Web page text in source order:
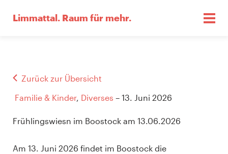
Limmattal. Raum für mehr.
Zurück zur Übersicht
Familie & Kinder, Diverses – 13. Juni 2026
Frühlingswiesn im Boostock am 13.06.2026
Am 13. Juni 2026 findet im Boostock die